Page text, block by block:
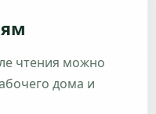
чтения можно
дома и